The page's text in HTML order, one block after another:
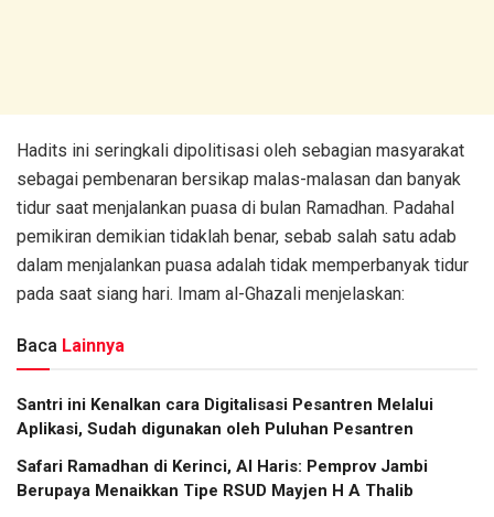
Hadits ini seringkali dipolitisasi oleh sebagian masyarakat
sebagai pembenaran bersikap malas-malasan dan banyak
tidur saat menjalankan puasa di bulan Ramadhan. Padahal
pemikiran demikian tidaklah benar, sebab salah satu adab
dalam menjalankan puasa adalah tidak memperbanyak tidur
pada saat siang hari. Imam al-Ghazali menjelaskan:
Baca Lainnya
Santri ini Kenalkan cara Digitalisasi Pesantren Melalui
Aplikasi, Sudah digunakan oleh Puluhan Pesantren
Safari Ramadhan di Kerinci, Al Haris: Pemprov Jambi
Berupaya Menaikkan Tipe RSUD Mayjen H A Thalib